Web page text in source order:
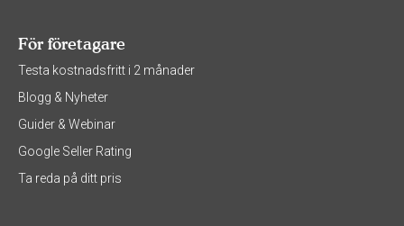
För företagare
Testa kostnadsfritt i 2 månader
Blogg & Nyheter
Guider & Webinar
Google Seller Rating
Ta reda på ditt pris